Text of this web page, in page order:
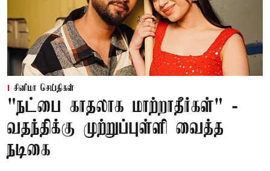
சினிமா செய்திகள்
"நட்பை காதலாக மாற்றாதீர்கள்" -
வதந்திக்கு முற்றுப்புள்ளி வைத்த
நடிகை